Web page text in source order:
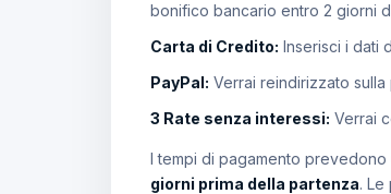
bonifico bancario entro 2 giorni
Carta di Credito: Inserisci i dati
PayPal: Verrai reindirizzato
3 Rate senza interessi: Verrai
I tempi di pagamento prevedono
giorni prima della partenza. Le